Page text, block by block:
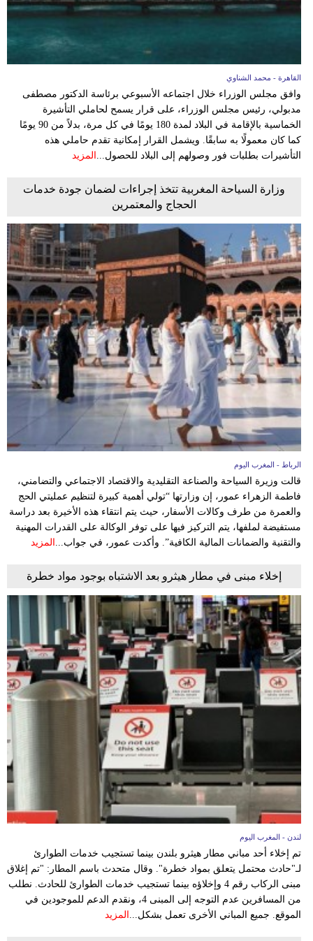
القاهرة - محمد الشناوي
وافق مجلس الوزراء خلال اجتماعه الأسبوعي برئاسة الدكتور مصطفى
مدبولي، رئيس مجلس الوزراء، على قرار يسمح لحاملي التأشيرة
الخماسية بالإقامة في البلاد لمدة 180 يومًا في كل مرة، بدلاً من 90 يومًا
كما كان معمولًا به سابقًا. ويشمل القرار إمكانية تقدم حاملي هذه
التأشيرات بطلبات فور وصولهم إلى البلاد للحصول...
المزيد
وزارة السياحة المغربية تتخذ إجراءات لضمان جودة خدمات
الحجاج والمعتمرين
الرباط - المغرب اليوم
قالت وزيرة السياحة والصناعة التقليدية والاقتصاد الاجتماعي والتضامني،
فاطمة الزهراء عمور، إن وزارتها “تولي أهمية كبيرة لتنظيم عمليتي الحج
والعمرة من طرف وكالات الأسفار، حيث يتم انتقاء هذه الأخيرة بعد دراسة
مستفيضة لملفها، يتم التركيز فيها على توفر الوكالة على القدرات المهنية
والتقنية والضمانات المالية الكافية”. وأكدت عمور، في جواب... المزيد
إخلاء مبنى في مطار هيثرو بعد الاشتباه بوجود مواد خطرة
لندن - المغرب اليوم
تم إخلاء أحد مباني مطار هيثرو بلندن بينما تستجيب خدمات الطوارئ
لـ"حادث محتمل يتعلق بمواد خطرة". وقال متحدث باسم المطار: "تم إغلاق
مبنى الركاب رقم 4 وإخلاؤه بينما تستجيب خدمات الطوارئ للحادث. نطلب
من المسافرين عدم التوجه إلى المبنى 4، ونقدم الدعم للموجودين في
الموقع. جميع المباني الأخرى تعمل بشكل...
المزيد